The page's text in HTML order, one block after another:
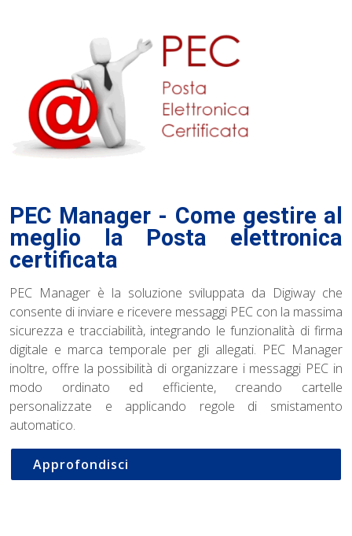
PEC Manager - Come gestire al
meglio la Posta elettronica
certificata
PEC Manager è la soluzione sviluppata da Digiway che
consente di inviare e ricevere messaggi PEC con la massima
sicurezza e tracciabilità, integrando le funzionalità di firma
digitale e marca temporale per gli allegati. PEC Manager
inoltre, offre la possibilità di organizzare i messaggi PEC in
modo ordinato ed efficiente, creando cartelle
personalizzate e applicando regole di smistamento
automatico.
Approfondisci